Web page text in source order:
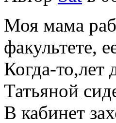
Моя мама
факультете,
Когда-то,лет
Татьяной
В кабинет